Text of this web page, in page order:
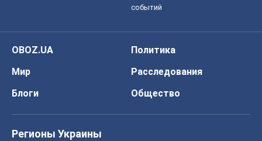
событий
OBOZ.UA
Политика
Мир
Расследования
Блоги
Общество
Регионы Украины